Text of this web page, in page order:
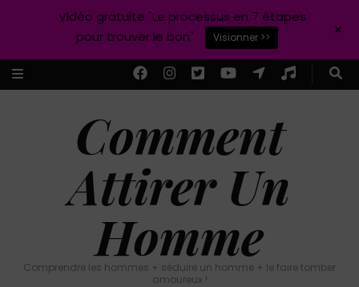
Comment
Attirer Un
Homme
Comprendre les hommes + séduire un homme + le faire tomber
amoureux !
Vidéo gratuite "Le processus en 7 étapes
pour trouver le bon"
Visionner >> +